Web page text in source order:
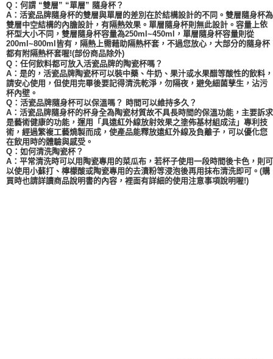
Q：何謂 “雙層” “單層” 隨身杯？
A：活瓷品牌隨身杯的雙層與單層的差別在於結構設計的不同。雙層隨身杯為
雙層中空結構的內膽設計，有隔熱效果。單層隨身杯則無此設計。容量上依
杯型大小不同， 雙層 隨身杯容量為250ml~450ml，單層隨身杯容量則從
200ml~800ml皆有，隔熱上需藉助隔熱杯套，不過您放心，大部分的隨身杯
都有附隔熱杯套喔!(部份商品除外)
Q：任何飲料都可放入活瓷品牌的陶瓷杯嗎？
A：是的，活瓷品牌陶瓷杯可以裝中藥、牛奶、果汁或水果醋等酸性的飲料，
請安心使用，但使用完畢後要記得清洗乾淨，勿隔夜，避免細菌孳生，沾污
杯內壁。
Q：活瓷品牌隨身杯可以保溫嗎？ 時間可以維持多久？
A：活瓷品牌隨身杯的杯身全為陶瓷材質故不具長時間的保溫功能，主要訴求
是藝術健康的功能，運用「具遠紅外線放射效果之塗佈基材組成法」專利技
術，經過繁複工藝燒製而成，使產品能釋放遠紅外線及負離子，可以優化您
在飲用時的體驗與感受。
Q：如何清洗陶瓷杯？
A：平常清洗時可以用陶瓷專用的菜瓜布，若杯子使用一段時間後卡色，則可
以使用小蘇打、檸檬酸或陶瓷專用的去漬粉等浸泡後再用抹布清洗即可。(購
買時也請詳讀商品說明書的內容，裡面有詳細的使用注意事項說明喔!)